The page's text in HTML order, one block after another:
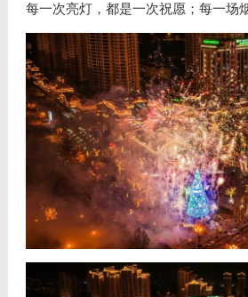
每一次亮灯，都是一次祝愿；每一场